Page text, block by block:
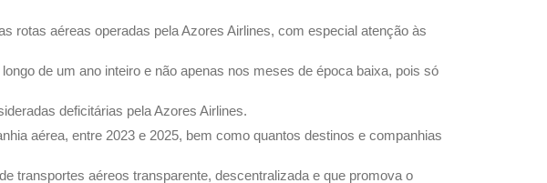
rotas aéreas operadas pela Azores Airlines, com especial atenção às
de um ano inteiro e não apenas nos meses de época baixa, pois só
deficitárias pela Azores Airlines.
aérea, entre 2023 e 2025, bem como quantos destinos e companhias
transportes aéreos transparente, descentralizada e que promova o